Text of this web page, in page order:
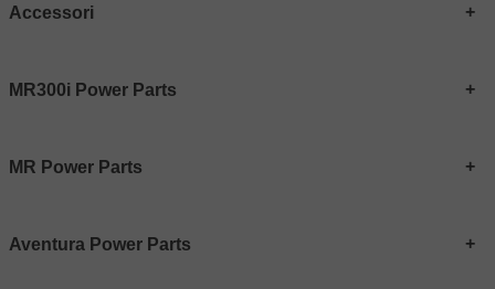
Accessori
MR300i Power Parts
MR Power Parts
Aventura Power Parts